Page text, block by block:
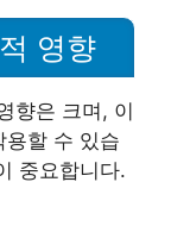
영향
향은 크며, 이
용할 수 있습
중요합니다.